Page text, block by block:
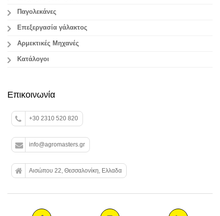
Παγολεκάνες
Επεξεργασία γάλακτος
Aρμεκτικές Μηχανές
Κατάλογοι
Επικοινωνία
+30 2310 520 820
info@agromasters.gr
Αισώπου 22, Θεσσαλονίκη, Ελλαδα